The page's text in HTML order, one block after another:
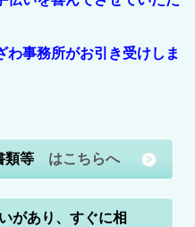
わ事務所がお引き受けしま
類等 はこちらへ
があり、すぐに相